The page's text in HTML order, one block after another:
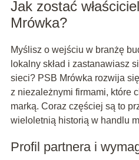
Jak zostać
Mrówka?
Myślisz o wejściu w branżę
lokalny skład i zastanawiasz
sieci? PSB Mrówka rozwija
z niezależnymi firmami, które
marką. Coraz częściej są to
wieloletnią historią w handlu
Profil partnera i